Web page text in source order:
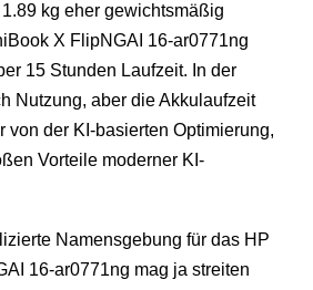
kg eher gewichtsmäßig
X FlipNGAI 16-ar0771ng
15 Stunden Laufzeit. In der
Nutzung, aber die Akkulaufzeit
von der KI-basierten Optimierung,
Vorteile moderner KI-
Namensgebung für das HP
16-ar0771ng mag ja streiten